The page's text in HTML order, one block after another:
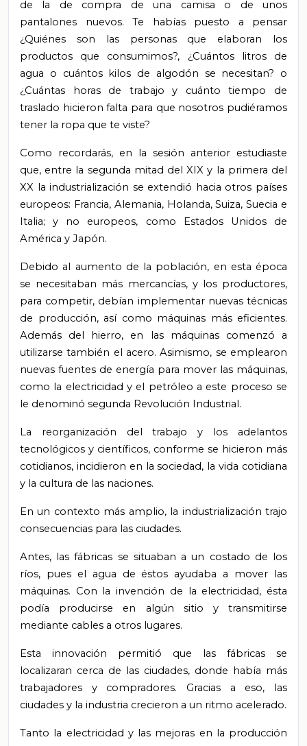
de la de compra de una camisa o de unos
pantalones nuevos. Te habías puesto a pensar
¿Quiénes son las personas que elaboran los
productos que consumimos?, ¿Cuántos litros de
agua o cuántos kilos de algodón se necesitan? o
¿Cuántas horas de trabajo y cuánto tiempo de
traslado hicieron falta para que nosotros pudiéramos
tener la ropa que te viste?
Como recordarás, en la sesión anterior estudiaste
que, entre la segunda mitad del XIX y la primera del
XX la industrialización se extendió hacia otros países
europeos: Francia, Alemania, Holanda, Suiza, Suecia e
Italia; y no europeos, como Estados Unidos de
América y Japón.
Debido al aumento de la población, en esta época
se necesitaban más mercancías, y los productores,
para competir, debían implementar nuevas técnicas
de producción, así como máquinas más eficientes.
Además del hierro, en las máquinas comenzó a
utilizarse también el acero. Asimismo, se emplearon
nuevas fuentes de energía para mover las máquinas,
como la electricidad y el petróleo a este proceso se
le denominó segunda Revolución Industrial.
La reorganización del trabajo y los adelantos
tecnológicos y científicos, conforme se hicieron más
cotidianos, incidieron en la sociedad, la vida cotidiana
y la cultura de las naciones.
En un contexto más amplio, la industrialización trajo
consecuencias para las ciudades.
Antes, las fábricas se situaban a un costado de los
ríos, pues el agua de éstos ayudaba a mover las
máquinas. Con la invención de la electricidad, ésta
podía producirse en algún sitio y transmitirse
mediante cables a otros lugares.
Esta innovación permitió que las fábricas se
localizaran cerca de las ciudades, donde había más
trabajadores y compradores. Gracias a eso, las
ciudades y la industria crecieron a un ritmo acelerado.
Tanto la electricidad y las mejoras en la producción